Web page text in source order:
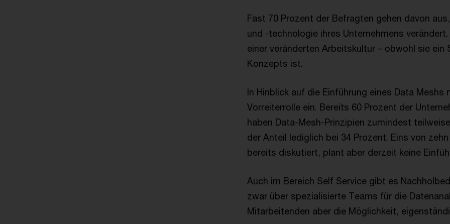
Fast 70 Prozent der Befragten gehen davon
und -technologie ihres Unternehmens
einer veränderten Arbeitskultur – obwohl sie
Konzepts ist.
In Hinblick auf die Einführung eines Data Meshs
Vorreiterrolle ein. Bereits 60 Prozent der
haben Data-Mesh-Prinzipien zumindest
der Anteil lediglich bei 34 Prozent. Eins von
bereits diskutiert, plant aber derzeit keine
Auch im Bereich Self Service gibt es
zwar über spezialisierte Teams für die
Mitarbeitenden aber die Möglichkeit,